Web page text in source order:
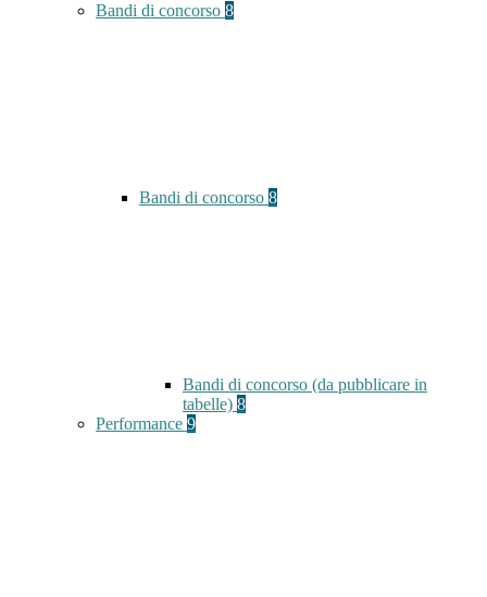
Bandi di concorso 8
Bandi di concorso 8
Bandi di concorso (da pubblicare in
tabelle) 8
Performance 9